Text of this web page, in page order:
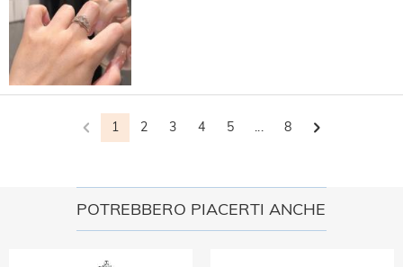
1 2 3 4 5 ... 8
POTREBBERO PIACERTI ANCHE